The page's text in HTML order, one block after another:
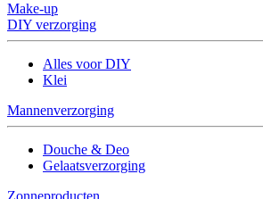
Make-up
DIY verzorging
Alles voor DIY
Klei
Mannenverzorging
Douche & Deo
Gelaatsverzorging
Zonneproducten